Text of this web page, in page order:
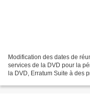
Modification des dates de
services de la DVD pour la
la DVD, Erratum Suite à des